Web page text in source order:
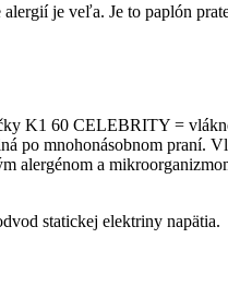
alergií je veľa. Je to paplón
K1 60 CELEBRITY =
po mnohonásobnom praní.
alergénom a
statickej elektriny napätia.